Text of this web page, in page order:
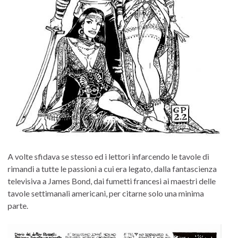
A volte sfidava se stesso ed i lettori infarcendo le tavole di
rimandi a tutte le passioni a cui era legato, dalla fantascienza
televisiva a James Bond, dai fumetti francesi ai maestri delle
tavole settimanali americani, per citarne solo una minima
parte.